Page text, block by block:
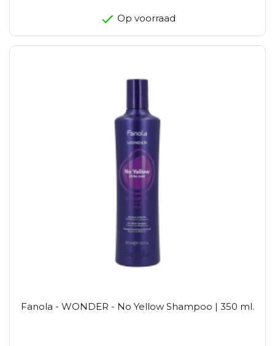
Op voorraad
Fanola - WONDER - No Yellow Shampoo | 350 ml.